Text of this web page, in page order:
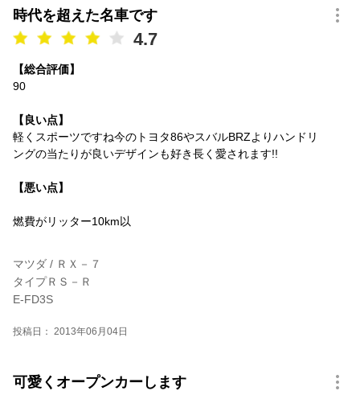
時代を超えた名車です
4.7
【総合評価】
90
【良い点】
軽くスポーツですね今のトヨタ86やスバルBRZよりハンドリ
ングの当たりが良いデザインも好き長く愛されます!!
【悪い点】
燃費がリッター10km以
マツダ / ＲＸ－７
タイプＲＳ－Ｒ
E-FD3S
投稿日： 2013年06月04日
可愛くオープンカーします